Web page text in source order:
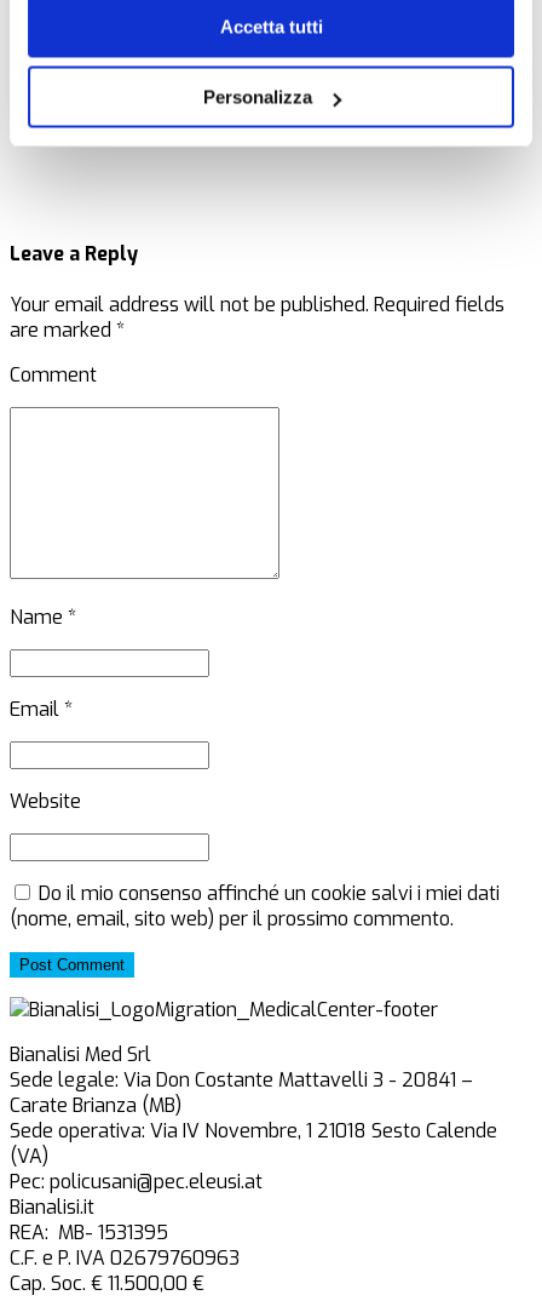
Accetta tutti
Personalizza
info@medicalcentersrl.it
Leave a Reply
Your email address will not be published. Required fields
are marked *
Comment
Name *
Email *
Website
Do il mio consenso affinché un cookie salvi i miei dati
(nome, email, sito web) per il prossimo commento.
Post Comment
Bianalisi Med Srl
Sede legale: Via Don Costante Mattavelli 3 - 20841 –
Carate Brianza (MB)
Sede operativa: Via IV Novembre, 1 21018 Sesto Calende
(VA)
Pec: policusani@pec.eleusi.at
Bianalisi.it
REA: MB- 1531395
C.F. e P. IVA 02679760963
Cap. Soc. € 11.500,00 €